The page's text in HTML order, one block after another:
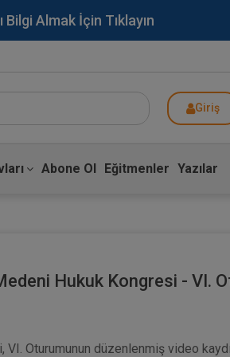
Almak İçin Tıklayın
Giriş
Abone Ol Eğitmenler Yazılar
Hukuk Kongresi - VI.
Oturumunun düzenlenmiş video